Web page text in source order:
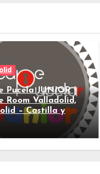
Pucela JUNIOR |
Room Valladolid,
– Castilla y